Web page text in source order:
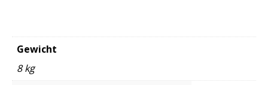
Gewicht
8 kg